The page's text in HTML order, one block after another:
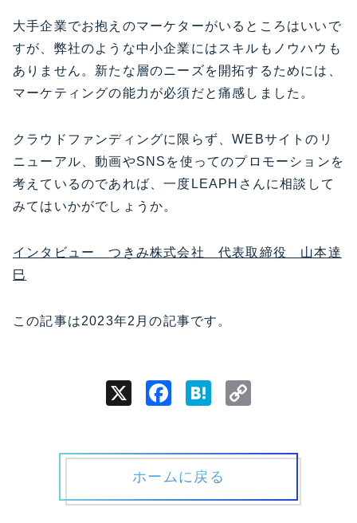
大手企業でお抱えのマーケターがいるところはいいで
すが、弊社のような中小企業にはスキルもノウハウも
ありません。新たな層のニーズを開拓するためには、
マーケティングの能力が必須だと痛感しました。
クラウドファンディングに限らず、WEBサイトのリ
ニューアル、動画やSNSを使ってのプロモーションを
考えているのであれば、一度LEAPHさんに相談して
みてはいかがでしょうか。
インタビュー つきみ株式会社 代表取締役 山本達
巳
この記事は2023年2月の記事です。
X Facebook
Hatena
ホームに戻る